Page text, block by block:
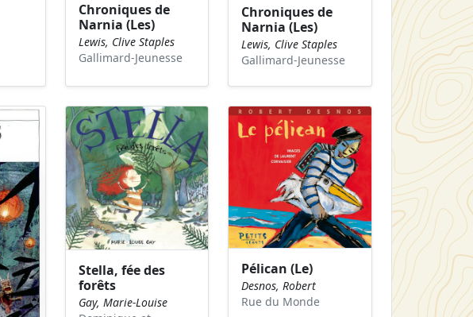
Chroniques de
Narnia (Les)
Lewis, Clive Staples
Gallimard-Jeunesse
Chroniques de
Narnia (Les)
Lewis, Clive Staples
Gallimard-Jeunesse
Stella, fée des
forêts
Gay, Marie-Louise
Pélican (Le)
Desnos, Robert
Rue du Monde